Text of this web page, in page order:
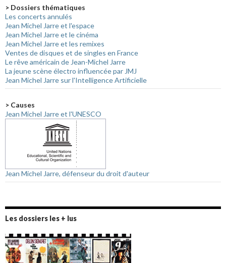
> Dossiers thématiques
Les concerts annulés
Jean Michel Jarre et l'espace
Jean Michel Jarre et le cinéma
Jean Michel Jarre et les remixes
Ventes de disques et de singles en France
Le rêve américain de Jean-Michel Jarre
La jeune scène électro influencée par JMJ
Jean Michel Jarre sur l'Intelligence Artificielle
> Causes
Jean Michel Jarre et l'UNESCO
Jean Michel Jarre, défenseur du droit d'auteur
Les dossiers les + lus